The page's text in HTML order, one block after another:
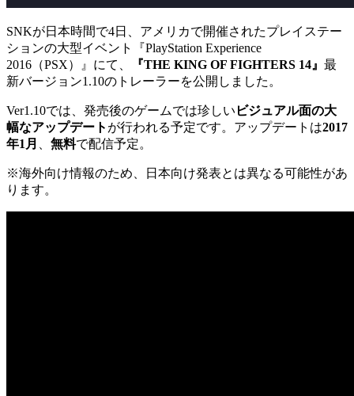
SNKが日本時間で4日、アメリカで開催されたプレイステー
ションの大型イベント『PlayStation Experience
2016（PSX）』にて、
『THE KING OF FIGHTERS 14』 最
新バージョン1.10のトレーラーを公開しました。
Ver1.10では、発売後のゲームでは珍しい ビジュアル面の大
幅なアップデート が行われる予定です。アップデートは2017
年1月
無料で配信予定。
※海外向け情報のため、日本向け発表とは異なる可能性があ
ります。